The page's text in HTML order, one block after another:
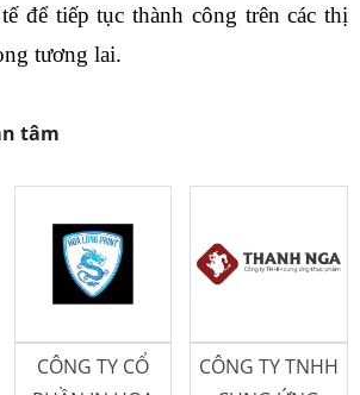
để tiếp tục thành công trên các thị
tương lai.
tâm
CÔNG TY CỔ
CÔNG TY TNHH